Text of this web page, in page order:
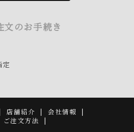
文のお手続き
定
店舗紹介
会社情報
ご注文方法